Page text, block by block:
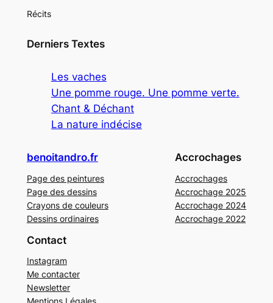
Récits
Derniers Textes
Les vaches
Une pomme rouge. Une pomme verte.
Chant & Déchant
La nature indécise
benoitandro.fr
Page des peintures
Page des dessins
Crayons de couleurs
Dessins ordinaires
Accrochages
Accrochages
Accrochage 2025
Accrochage 2024
Accrochage 2022
Contact
Instagram
Me contacter
Newsletter